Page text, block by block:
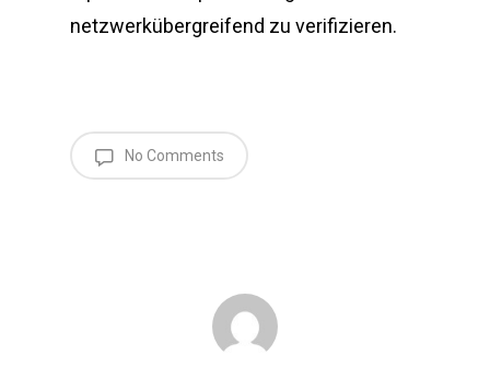
netzwerkübergreifend zu verifizieren.
No Comments